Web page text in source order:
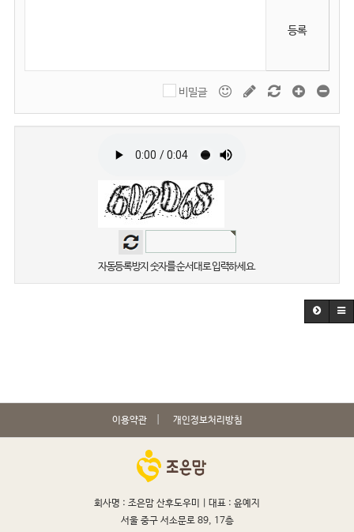
등록
비밀글
자동등록방지 숫자를 순서대로 입력하세요.
이용약관 개인정보처리방침
회사명 : 조은맘 산후도우미 | 대표 : 윤예지
서울 중구 서소문로 89, 17층